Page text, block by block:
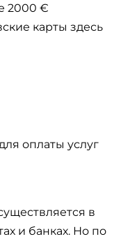
2000 €
карты здесь
оплаты услуг
в
и банках. Но по